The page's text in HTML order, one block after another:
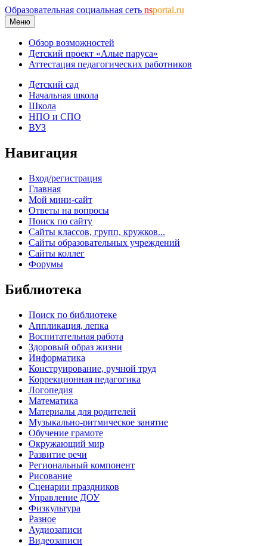
Образовательная социальная сеть nsportal.ru
Меню
Обзор возможностей
Детский проект «Алые паруса»
Аттестация педагогических работников
Детский сад
Начальная школа
Школа
НПО и СПО
ВУЗ
Навигация
Вход/регистрация
Главная
Мой мини-сайт
Ответы на вопросы
Поиск по сайту
Сайты классов, групп, кружков...
Сайты образовательных учреждений
Сайты коллег
Форумы
Библиотека
Поиск по библиотеке
Аппликация, лепка
Воспитательная работа
Здоровый образ жизни
Информатика
Конструирование, ручной труд
Коррекционная педагогика
Логопедия
Математика
Материалы для родителей
Музыкально-ритмическое занятие
Обучение грамоте
Окружающий мир
Развитие речи
Региональный компонент
Рисование
Сценарии праздников
Управление ДОУ
Физкультура
Разное
Аудиозаписи
Видеозаписи